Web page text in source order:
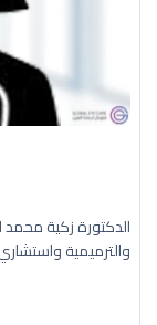
الدكتورة زكية محمد
والترميمية